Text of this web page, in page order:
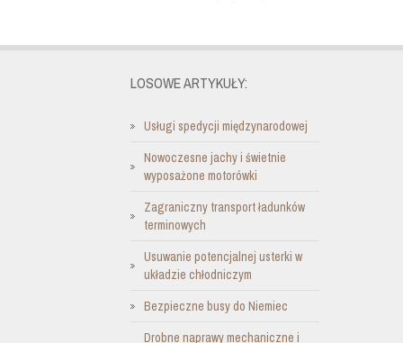
LOSOWE ARTYKUŁY:
Usługi spedycji międzynarodowej
Nowoczesne jachy i świetnie
wyposażone motorówki
Zagraniczny transport ładunków
terminowych
Usuwanie potencjalnej usterki w
układzie chłodniczym
Bezpieczne busy do Niemiec
Drobne naprawy mechaniczne i